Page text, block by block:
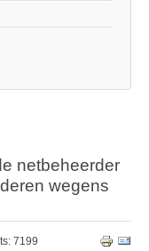
netbeheerder
wegens
7199